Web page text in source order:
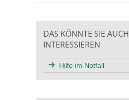
DAS KÖNNTE SIE AUCH
INTERESSIEREN
Hilfe im Notfall